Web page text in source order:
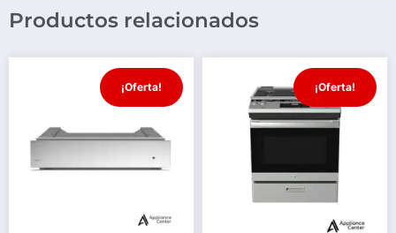
Productos relacionados
¡Oferta! ¡Oferta!